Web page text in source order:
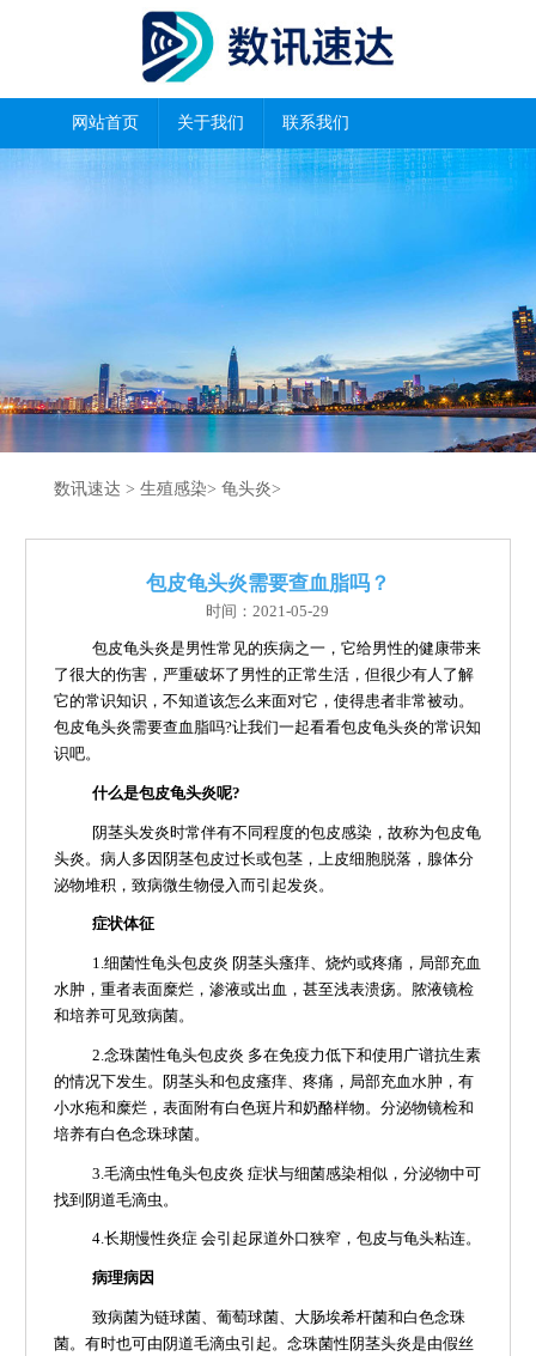
网站首页 关于我们 联系我们
数讯速达 > 生殖感染> 龟头炎>
包皮龟头炎需要查血脂吗？
时间：2021-05-29
包皮龟头炎是男性常见的疾病之一，它给男性的健康带来
了很大的伤害，严重破坏了男性的正常生活，但很少有人了解
它的常识知识，不知道该怎么来面对它，使得患者非常被动。
包皮龟头炎需要查血脂吗?让我们一起看看包皮龟头炎的常识知
识吧。
什么是包皮龟头炎呢?
阴茎头发炎时常伴有不同程度的包皮感染，故称为包皮龟
头炎。病人多因阴茎包皮过长或包茎，上皮细胞脱落，腺体分
泌物堆积，致病微生物侵入而引起发炎。
症状体征
1.细菌性龟头包皮炎 阴茎头瘙痒、烧灼或疼痛，局部充血
水肿，重者表面糜烂，渗液或出血，甚至浅表溃疡。脓液镜检
和培养可见致病菌。
2.念珠菌性龟头包皮炎 多在免疫力低下和使用广谱抗生素
的情况下发生。阴茎头和包皮瘙痒、疼痛，局部充血水肿，有
小水疱和糜烂，表面附有白色斑片和奶酪样物。分泌物镜检和
培养有白色念珠球菌。
3.毛滴虫性龟头包皮炎 症状与细菌感染相似，分泌物中可
找到阴道毛滴虫。
4.长期慢性炎症 会引起尿道外口狭窄，包皮与龟头粘连。
病理病因
致病菌为链球菌、葡萄球菌、大肠埃希杆菌和白色念珠
菌。有时也可由阴道毛滴虫引起。念珠菌性阴茎头炎是由假丝